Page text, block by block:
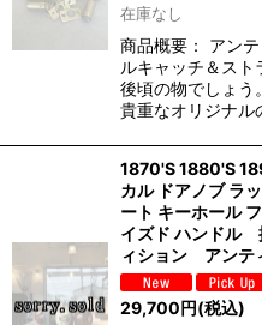
在庫なし
商品概要： アン
ルキャッチ＆ス
後頃の物でしょう
貴重なオリジナ
1870'S 1880'S
カル ドアノブ ラ
ート キーホール
イズド ハンド
ィション アンテ
29,700円(税込)